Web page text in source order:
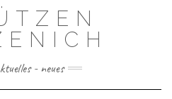
- neues